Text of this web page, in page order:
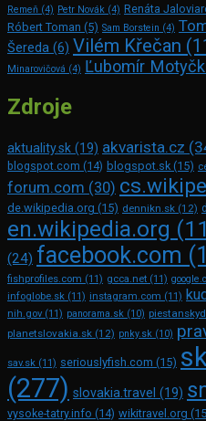
Remeň (4) Petr Novák (4) Renáta
Róbert Toman (5) Sam Bors­tein (4)
Šereda (6) Vilém Křečan
Minarovičová (4) Ľubomír
Zdroje
aktuality.sk (19) akvarista.cz
blogspot.com (14) blogspot.sk (15)
forum.com (30)
de.wikipedia.org (15) dennikn.sk (12)
en.wikipedia.org
(24) facebook.com
fishprofiles.com (11) gcca.net (11)
infoglobe.sk (11) instagram.com (11)
nih.gov (11) panorama.sk (10)
planetslovakia.sk (12) pnky.sk (10)
sav.sk (11) seriouslyfish.com (15)
(277) slovakia.travel (19)
vysoke-tatry.info (14) wikitravel.org